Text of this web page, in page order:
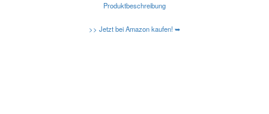
Produktbeschreibung
>> Jetzt bei Amazon kaufen! ➥